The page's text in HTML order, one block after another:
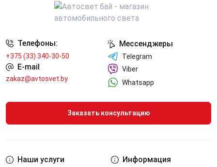
Телефоны:
+375 (33) 340-30-50
E-mail
zakaz@avtosvet.by
Мессенджеры
Telegram
Viber
Whatsapp
Заказать консультацию
Наши услуги Информация